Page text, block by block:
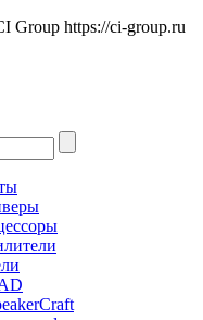
Group https://ci-group.ru